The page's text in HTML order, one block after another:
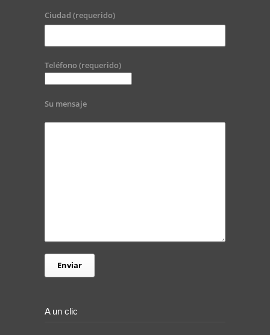
Ciudad (requerido)
Teléfono (requerido)
Su mensaje
A un clic